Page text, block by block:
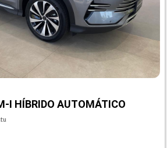
I HÍBRIDO AUTOMÁTICO